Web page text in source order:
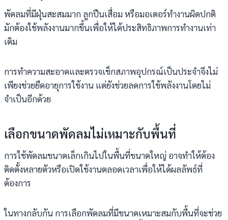
พัดลมที่มีฝุ่นสะสมมาก ลูกปืนเสื่อม หรือมอเตอร์ทำงานผิดปกติ
มักต้องใช้พลังงานมากขึ้นเพื่อให้ได้ประสิทธิภาพการทำงานเท่า
เดิม
การทำความสะอาดและตรวจเช็กสภาพอุปกรณ์เป็นประจำจึงไม่
เพียงช่วยยืดอายุการใช้งาน แต่ยังช่วยลดการใช้พลังงานโดยไม่
จำเป็นอีกด้วย
เลือกขนาดพัดลมไม่เหมาะกับพื้นที่
การใช้พัดลมขนาดเล็กเกินไปในพื้นที่ขนาดใหญ่ อาจทำให้ต้อง
ติดตั้งหลายตัวหรือเปิดใช้งานตลอดเวลาเพื่อให้ได้ผลลัพธ์ที่
ต้องการ
ในทางกลับกัน การเลือกพัดลมที่มีขนาดเหมาะสมกับพื้นที่จะช่วย